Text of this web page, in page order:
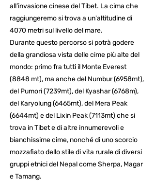
all’invasione cinese del Tibet. La cima che
raggiungeremo si trova a un'altitudine di
4070 metri sul livello del mare.
Durante questo percorso si potrà godere
della grandiosa vista delle cime più alte del
mondo: primo fra tutti il Monte Everest
(8848 mt), ma anche del Numbur (6958mt),
del Pumori (7239mt), del Kyashar (6768m),
del Karyolung (6465mt), del Mera Peak
(6644mt) e del Lixin Peak (7113mt) che si
trova in Tibet e di altre innumerevoli e
bianchissime cime, nonché di uno scorcio
mozzafiato dello stile di vita rurale di diversi
gruppi etnici del Nepal come Sherpa, Magar
e Tamang.